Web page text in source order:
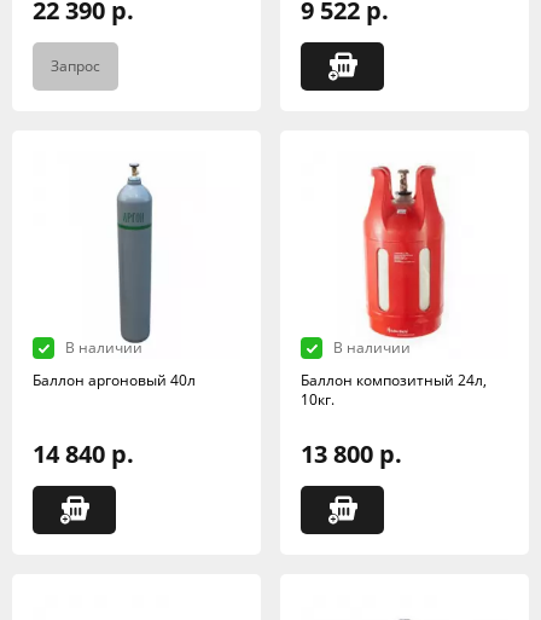
22 390 р.
Запрос
9 522 р.
В наличии
Баллон аргоновый 40л
14 840 р.
В наличии
Баллон композитный 24л,
10кг.
13 800 р.